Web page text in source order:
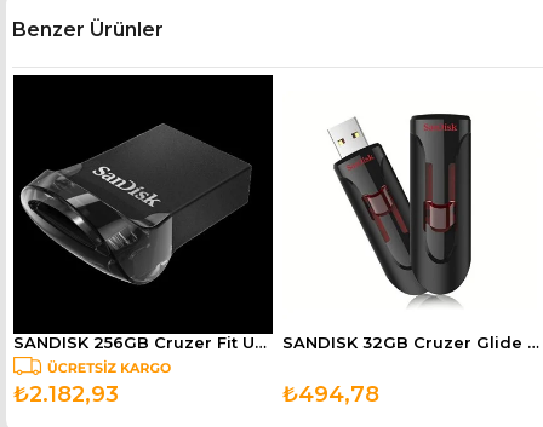
Benzer Ürünler
SANDISK 256GB Cruzer Fit USB 2.0 Siyah USB Bellek SDCZ430-256G-G46
₺2.182,93
SANDISK 32GB Cruzer Glide USB 3.0 Siyah USB Bellek SDCZ600-032G-G35
₺494,78